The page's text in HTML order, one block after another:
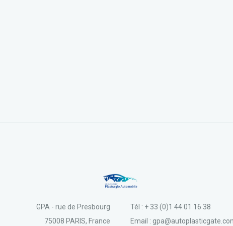
Tél : + 33 (0)1 44 01 16 38
Email :
GPA - rue de Presbourg
75008 PARIS, France